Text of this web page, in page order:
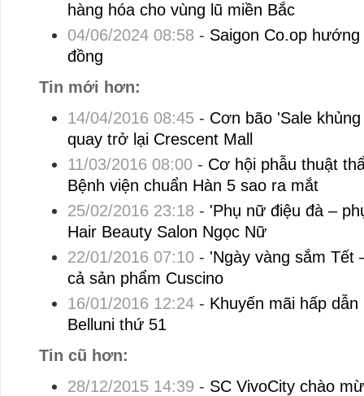
hàng hóa cho vùng lũ miền Bắc
04/06/2024 08:58 - Saigon Co.op
đồng
Tin mới hơn:
14/04/2016 08:45- Cơn bão 'Sale
quay trở lại Crescent Mall
11/03/2016 08:00- Cơ hội phẫu thuật
Bệnh viện chuẩn Hàn 5 sao ra mắt
25/02/2016 23:18 - 'Phụ nữ điệu đà –
Hair Beauty Salon Ngọc Nữ
22/01/2016 07:10- 'Ngày vàng sắm Tết
cả sản phẩm Cuscino
16/01/2016 12:24- Khuyến mãi hấp
Belluni thứ 51
Tin cũ hơn:
28/12/2015 14:39 - SC VivoCity chào